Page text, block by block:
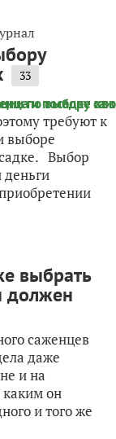
33
требуют к
выборе
Выбор
деньги
выбрать
должен
саженцев
даже
и на
он
и того же